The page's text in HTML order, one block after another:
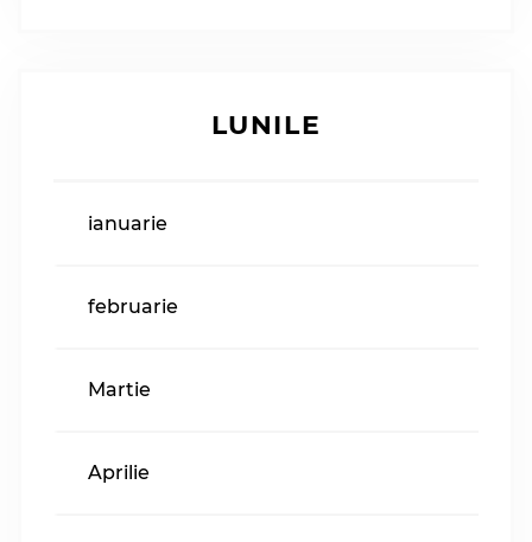
LUNILE
ianuarie
februarie
Martie
Aprilie